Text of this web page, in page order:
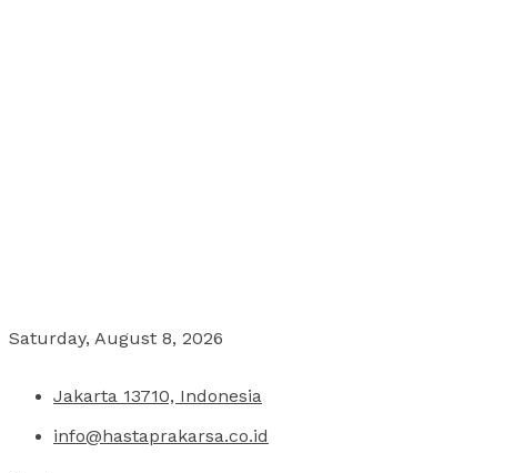
Saturday, August 8, 2026
Jakarta 13710, Indonesia
info@hastaprakarsa.co.id